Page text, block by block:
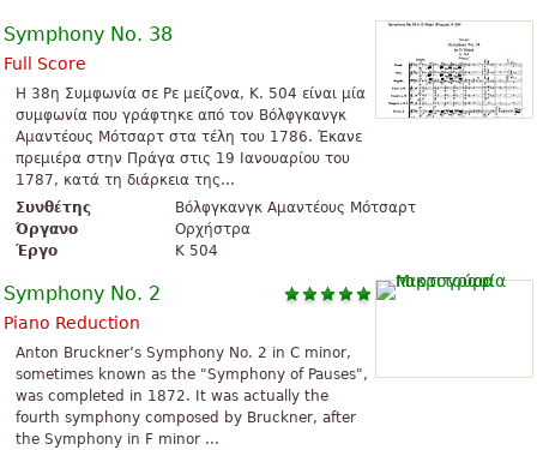
Symphony No. 38
Full Score
Η 38η Συμφωνία σε Ρε μείζονα, K. 504 είναι μία
συμφωνία που γράφτηκε από τον Βόλφγκανγκ
Αμαντέους Μότσαρτ στα τέλη του 1786. Έκανε
πρεμιέρα στην Πράγα στις 19 Ιανουαρίου του
1787, κατά τη διάρκεια της...
Συνθέτης
Βόλφγκανγκ Αμαντέους Μότσαρτ
Όργανο
Ορχήστρα
Έργο
K 504
Symphony No. 2
Piano Reduction
Anton Bruckner’s Symphony No. 2 in C minor,
sometimes known as the "Symphony of Pauses",
was completed in 1872. It was actually the
fourth symphony composed by Bruckner, after
the Symphony in F minor ...